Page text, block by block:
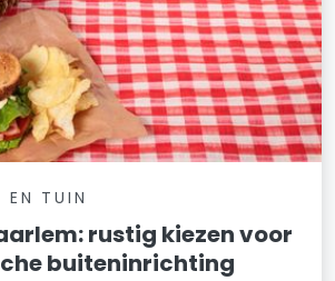
EN TUIN
rustig kiezen voor
buiteninrichting